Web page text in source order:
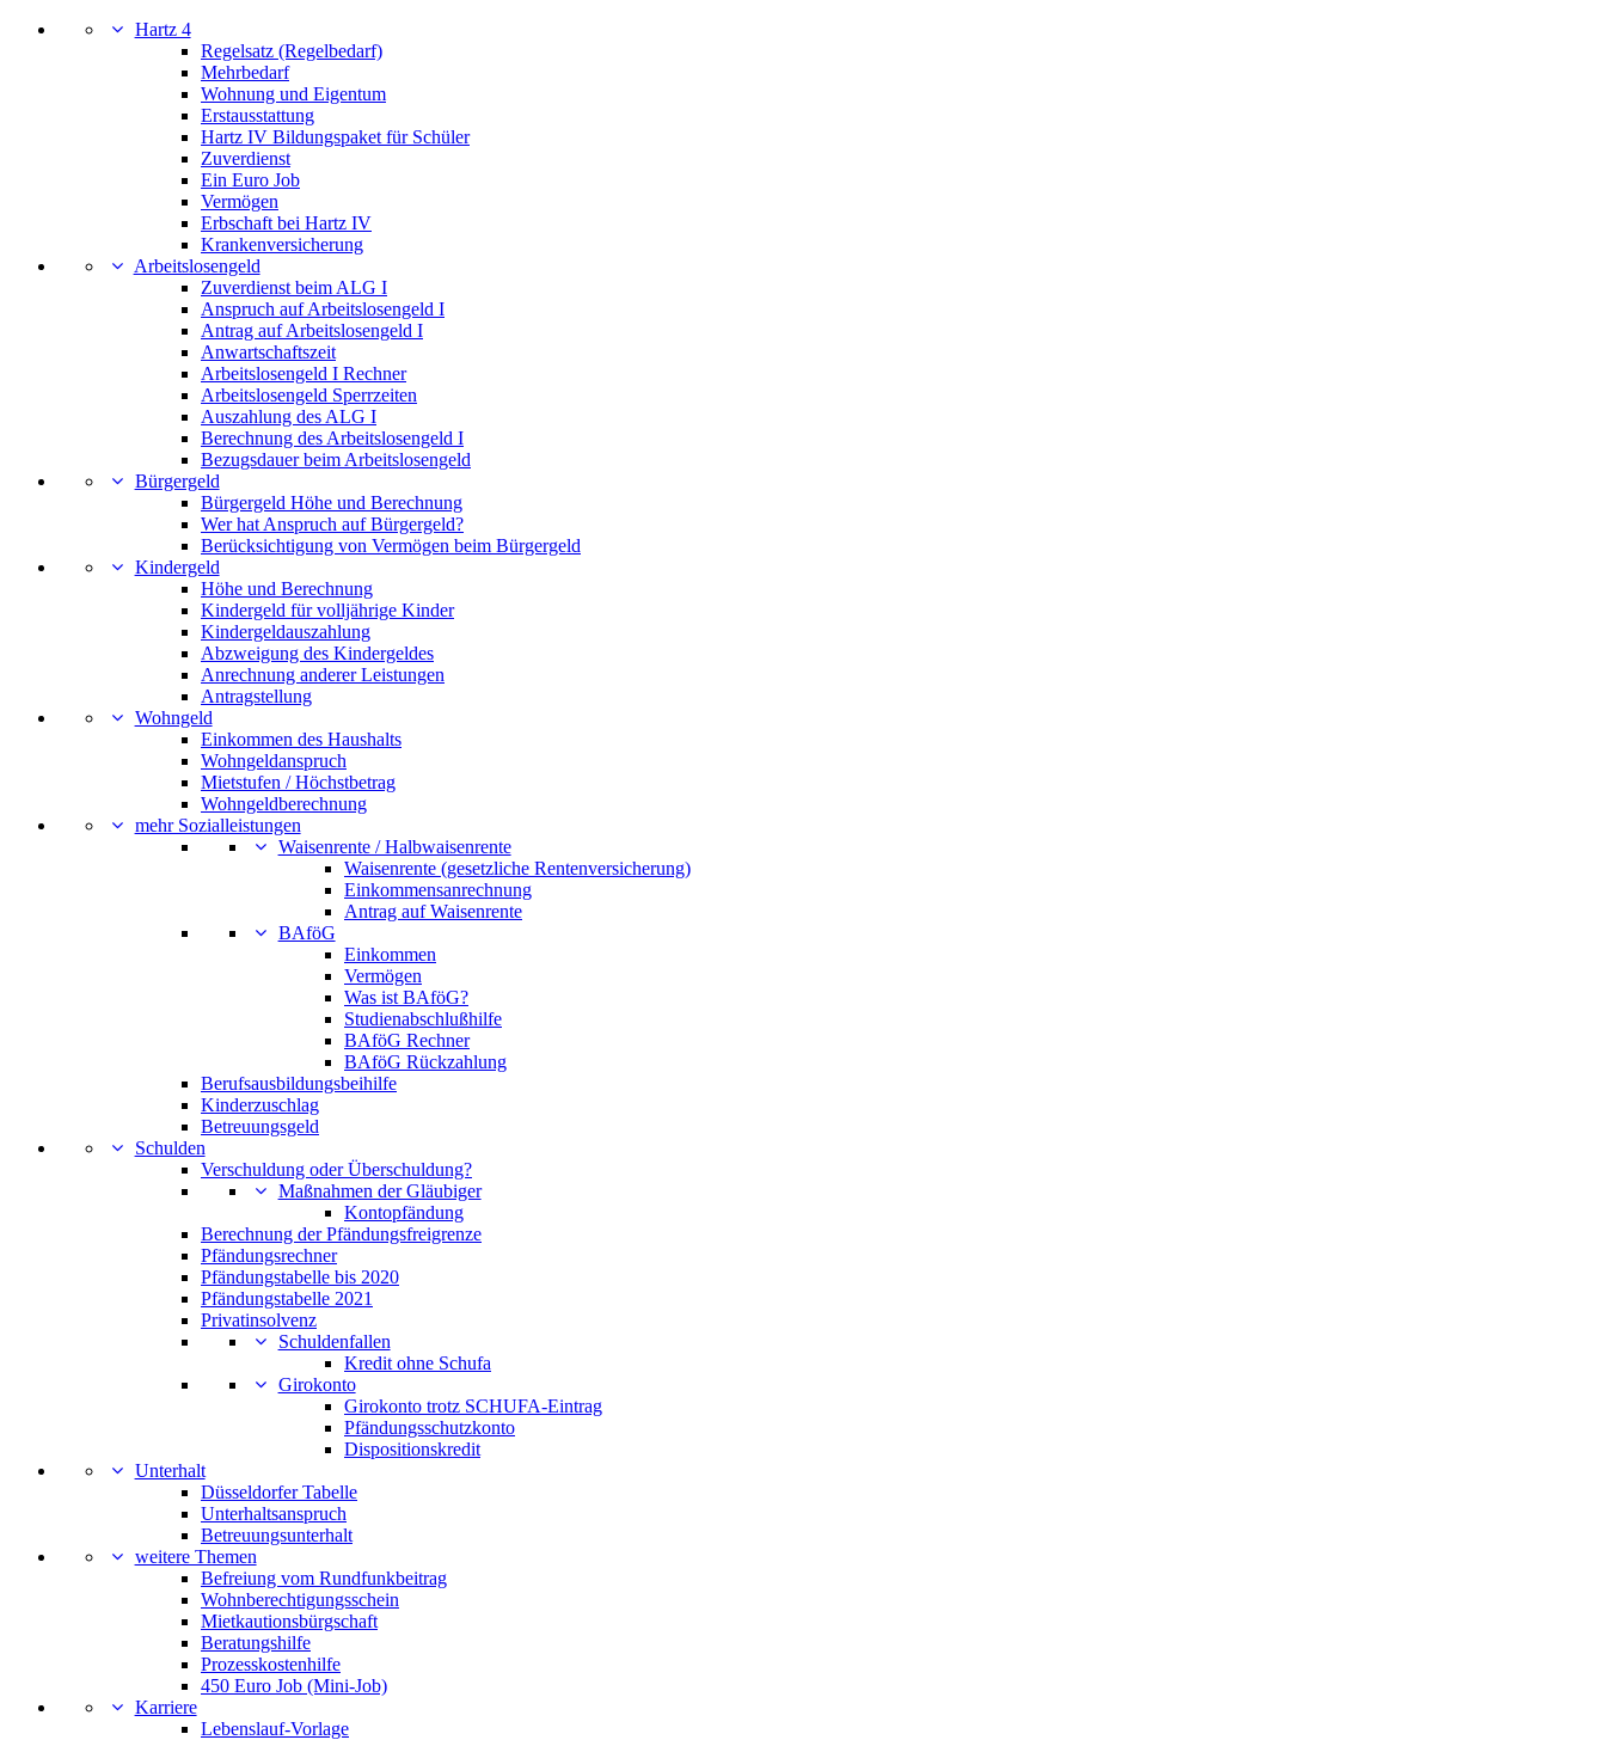
Hartz 4
Regelsatz (Regelbedarf)
Mehrbedarf
Wohnung und Eigentum
Erstausstattung
Hartz IV Bildungspaket für Schüler
Zuverdienst
Ein Euro Job
Vermögen
Erbschaft bei Hartz IV
Krankenversicherung
Arbeitslosengeld
Zuverdienst beim ALG I
Anspruch auf Arbeitslosengeld I
Antrag auf Arbeitslosengeld I
Anwartschaftszeit
Arbeitslosengeld I Rechner
Arbeitslosengeld Sperrzeiten
Auszahlung des ALG I
Berechnung des Arbeitslosengeld I
Bezugsdauer beim Arbeitslosengeld
Bürgergeld
Bürgergeld Höhe und Berechnung
Wer hat Anspruch auf Bürgergeld?
Berücksichtigung von Vermögen beim Bürgergeld
Kindergeld
Höhe und Berechnung
Kindergeld für volljährige Kinder
Kindergeldauszahlung
Abzweigung des Kindergeldes
Anrechnung anderer Leistungen
Antragstellung
Wohngeld
Einkommen des Haushalts
Wohngeldanspruch
Mietstufen / Höchstbetrag
Wohngeldberechnung
mehr Sozialleistungen
Waisenrente / Halbwaisenrente
Waisenrente (gesetzliche Rentenversicherung)
Einkommensanrechnung
Antrag auf Waisenrente
BAföG
Einkommen
Vermögen
Was ist BAföG?
Studienabschlußhilfe
BAföG Rechner
BAföG Rückzahlung
Berufsausbildungsbeihilfe
Kinderzuschlag
Betreuungsgeld
Schulden
Verschuldung oder Überschuldung?
Maßnahmen der Gläubiger
Kontopfändung
Berechnung der Pfändungsfreigrenze
Pfändungsrechner
Pfändungstabelle bis 2020
Pfändungstabelle 2021
Privatinsolvenz
Schuldenfallen
Kredit ohne Schufa
Girokonto
Girokonto trotz SCHUFA-Eintrag
Pfändungsschutzkonto
Dispositionskredit
Unterhalt
Düsseldorfer Tabelle
Unterhaltsanspruch
Betreuungsunterhalt
weitere Themen
Befreiung vom Rundfunkbeitrag
Wohnberechtigungsschein
Mietkautionsbürgschaft
Beratungshilfe
Prozesskostenhilfe
450 Euro Job (Mini-Job)
Karriere
Lebenslauf-Vorlage